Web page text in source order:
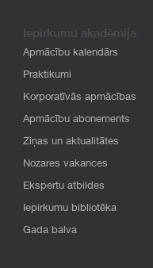
Iepirkumu akadēmija
Apmācību kalendārs
Praktikumi
Korporatīvās apmācības
Apmācību abonements
Ziņas un aktualitātes
Nozares vakances
Ekspertu atbildes
Iepirkumu bibliotēka
Gada balva